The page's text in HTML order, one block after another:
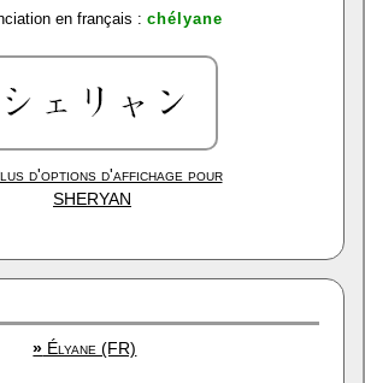
en français : chélyane
d'options d'affichage pour
SHERYAN
» Élyane (FR)